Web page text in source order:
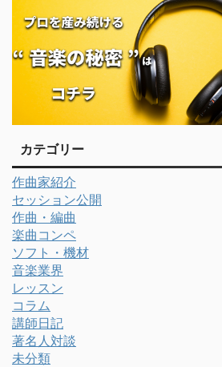
カテゴリー
作曲家紹介
セッション公開
作曲・編曲
楽曲コンペ
ソフト・機材
音楽業界
レッスン
コラム
講師日記
著名人対談
未分類